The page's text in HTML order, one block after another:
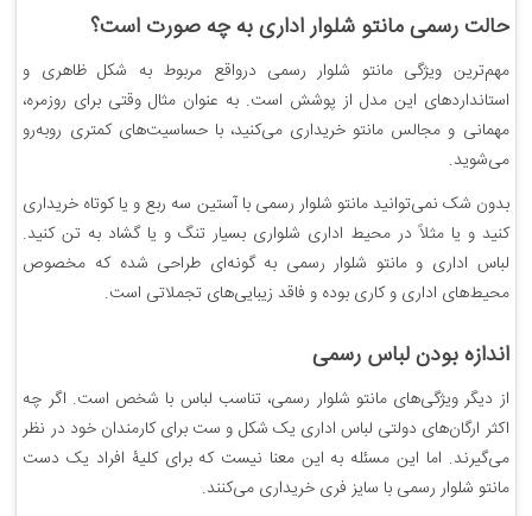
حالت رسمی مانتو شلوار اداری به چه صورت است؟
مهم‌ترین ویژگی مانتو شلوار رسمی درواقع مربوط به شکل ظاهری و
استانداردهای این مدل از پوشش است. به عنوان مثال وقتی برای روزمره،
مهمانی و مجالس مانتو خریداری می‌کنید، با حساسیت‌های کمتری روبه‌رو
می‌شوید.
بدون شک نمی‌توانید مانتو شلوار رسمی با آستین سه ربع و یا کوتاه خریداری
کنید و یا مثلاً در محیط اداری شلواری بسیار تنگ و یا گشاد به تن کنید.
لباس اداری و مانتو شلوار رسمی به گونه‌ای طراحی شده که مخصوص
محیط‌های اداری و کاری بوده و فاقد زیبایی‌های تجملاتی است.
اندازه بودن لباس رسمی
از دیگر ویژگی‌های مانتو شلوار رسمی، تناسب لباس با شخص است. اگر چه
اکثر ارگان‌های دولتی لباس اداری یک شکل و ست برای کارمندان خود در نظر
می‌گیرند. اما این مسئله به این معنا نیست که برای کلیۀ افراد یک دست
مانتو شلوار رسمی با سایز فری خریداری می‌کنند.